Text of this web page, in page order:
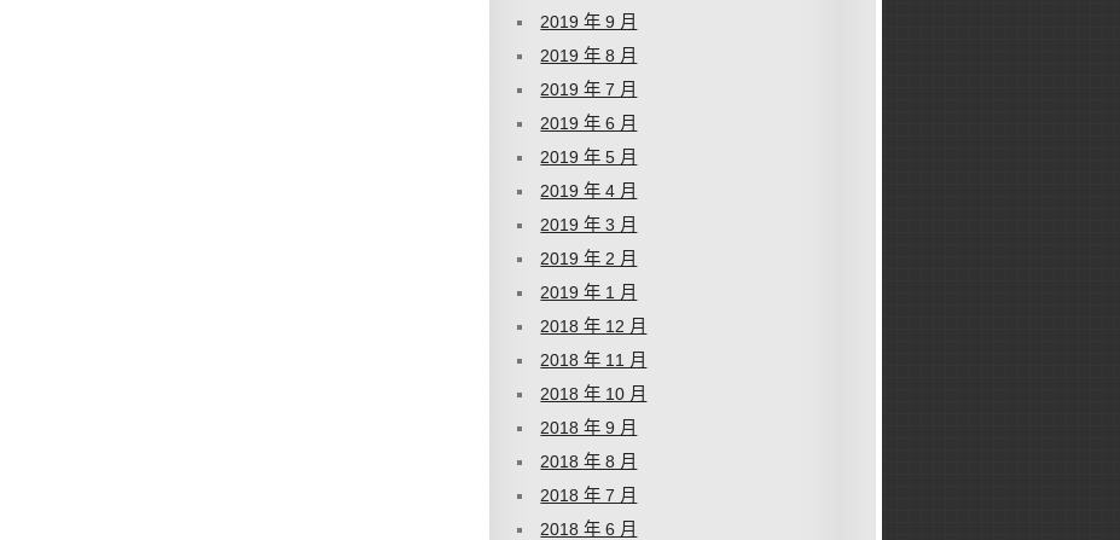
2019 年 9 月
2019 年 8 月
2019 年 7 月
2019 年 6 月
2019 年 5 月
2019 年 4 月
2019 年 3 月
2019 年 2 月
2019 年 1 月
2018 年 12 月
2018 年 11 月
2018 年 10 月
2018 年 9 月
2018 年 8 月
2018 年 7 月
2018 年 6 月